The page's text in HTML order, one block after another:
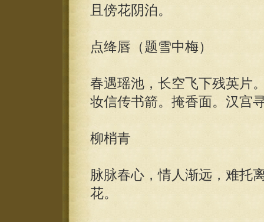
且傍花阴泊。
点绛唇（题雪中梅）
春遇瑶池，长空飞下残英片
妆信传书箭。掩香面。汉宫
柳梢青
脉脉春心，情人渐远，难托
花。